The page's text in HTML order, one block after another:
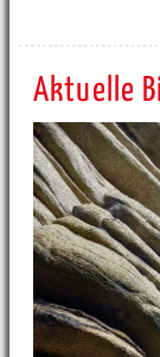
Aktuelle